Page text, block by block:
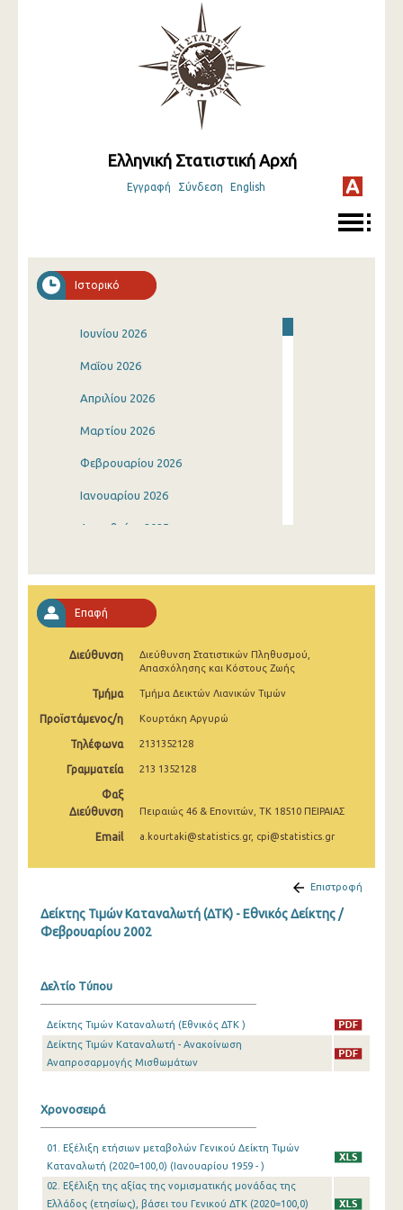
Ελληνική Στατιστική Αρχή
Εγγραφή Σύνδεση English
Ιστορικό
Ιουνίου 2026
Μαΐου 2026
Απριλίου 2026
Μαρτίου 2026
Φεβρουαρίου 2026
Ιανουαρίου 2026
Δεκεμβρίου 2025
Σεπτεμβρίου 2025
Αυγούστου 2025
Ιουλίου 2025
Ιουνίου 2025
Απριλίου 2025
Μαρτίου 2025
Δεκεμβρίου 2024
Οκτωβρίου 2024
Αυγούστου 2024
Ιουνίου 2024
Μαΐου 2024
Απριλίου 2024
Επαφή
Διεύθυνση
Διεύθυνση Στατιστικών Πληθυσμού,
Απασχόλησης και Κόστους Ζωής
Τμήμα Τμήμα Δεικτών Λιανικών Τιμών
Προϊστάμενος/η Κουρτάκη Αργυρώ
Τηλέφωνα 2131352128
Γραμματεία 213 1352128
Φαξ
Διεύθυνση
Πειραιώς 46 & Επονιτών, ΤΚ 18510 ΠΕΙΡΑΙΑΣ
Email a.kourtaki@statistics.gr, cpi@statistics.gr
Επιστροφή
Δείκτης Τιμών Καταναλωτή (ΔΤΚ) - Εθνικός Δείκτης /
Φεβρουαρίου 2002
Δελτίο Τύπου
Δείκτης Τιμών Καταναλωτή (Εθνικός ΔΤΚ )
Δείκτης Τιμών Καταναλωτή - Ανακοίνωση
Αναπροσαρμογής Μισθωμάτων
Χρονοσειρά
01. Εξέλιξη ετήσιων μεταβολών Γενικού Δείκτη Τιμών
Καταναλωτή (2020=100,0) (Ιανουαρίου 1959 - )
02. Εξέλιξη της αξίας της νομισματικής μονάδας της
Ελλάδος (ετησίως), βάσει του Γενικού ΔΤΚ (2020=100,0)